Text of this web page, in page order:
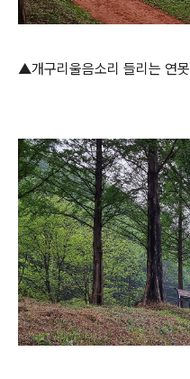
▲개구리울음소리 들리는 연못